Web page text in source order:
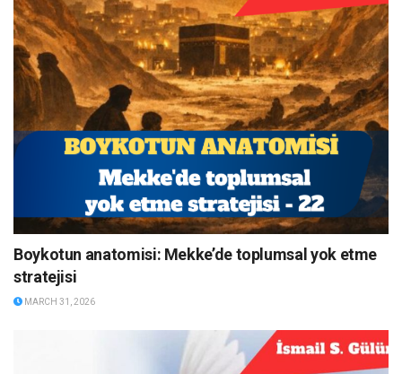
Boykotun anatomisi: Mekke’de toplumsal yok etme
stratejisi
MARCH 31, 2026